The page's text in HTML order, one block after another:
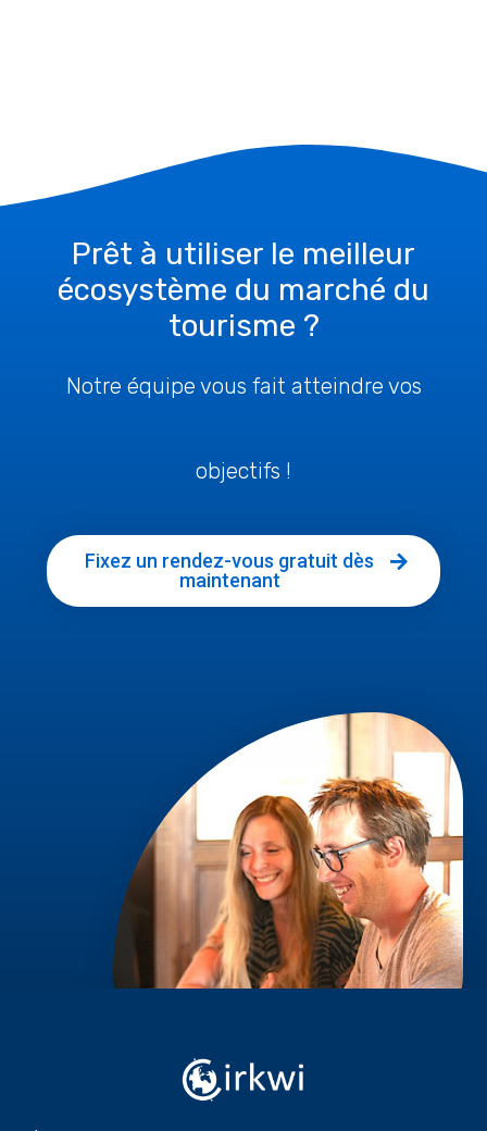
Prêt à utiliser le meilleur
écosystème du marché du
tourisme ?
Notre équipe vous fait atteindre vos
objectifs !
Fixez un rendez-vous gratuit dès
maintenant